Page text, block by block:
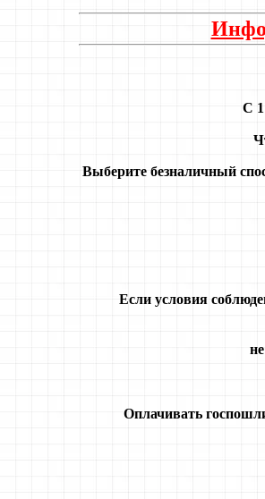
С 1
Выберите безналичный
Если условия
Оплачивать